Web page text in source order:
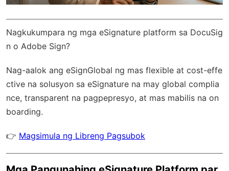
Nagkukumpara ng mga eSignature platform sa DocuSig
n o Adobe Sign?
Nag-aalok ang eSignGlobal ng mas flexible at cost-effe
ctive na solusyon sa eSignature na may global complia
nce, transparent na pagpepresyo, at mas mabilis na on
boarding.
👉 Magsimula ng Libreng Pagsubok